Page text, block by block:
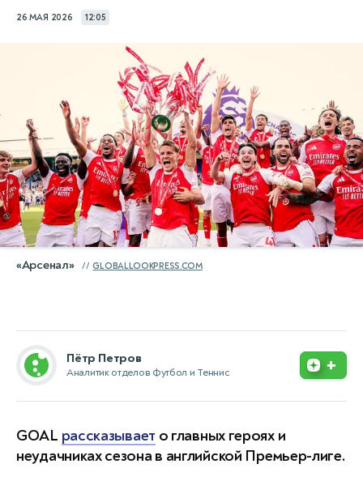
26 МАЯ 2026 12:05
«Арсенал» GLOBALLOOKPRESS.COM
Пётр Петров
Аналитик отделов Футбол и Теннис +
GOAL рассказывает о главных героях и
неудачниках сезона в английской Премьер-лиге.